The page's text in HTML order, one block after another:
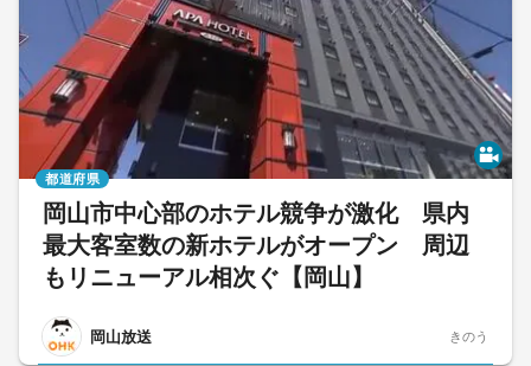
岡山市中心部のホテル競争が激化 県内
最大客室数の新ホテルがオープン 周辺
もリニューアル相次ぐ【岡山】
岡山放送
都道府県
きのう